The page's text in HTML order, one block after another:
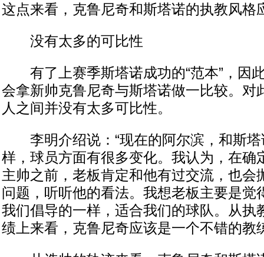
这点来看，克鲁尼奇和斯塔诺的执教风格
没有太多的可比性
有了上赛季斯塔诺成功的“范本”，因
会拿新帅克鲁尼奇与斯塔诺做一比较。对
人之间并没有太多可比性。
李明介绍说：“现在的阿尔滨，和斯塔
样，球员方面有很多变化。我认为，在确
主帅之前，老板肯定和他有过交流，也会
问题，听听他的看法。我想老板主要是觉
我们倡导的一样，适合我们的球队。从执
绩上来看，克鲁尼奇应该是一个不错的教